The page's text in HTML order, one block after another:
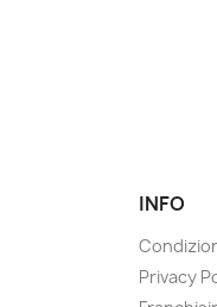
INFO
Privacy